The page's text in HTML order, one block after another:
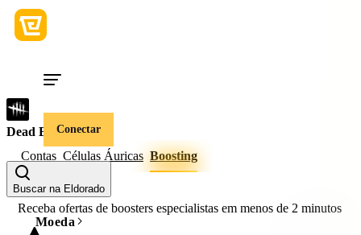
Conectar
Buscar na Eldorado
Moeda
Dead By Daylight
Contas Células Áuricas Boosting
Receba ofertas de boosters especialistas em menos de 2 minutos